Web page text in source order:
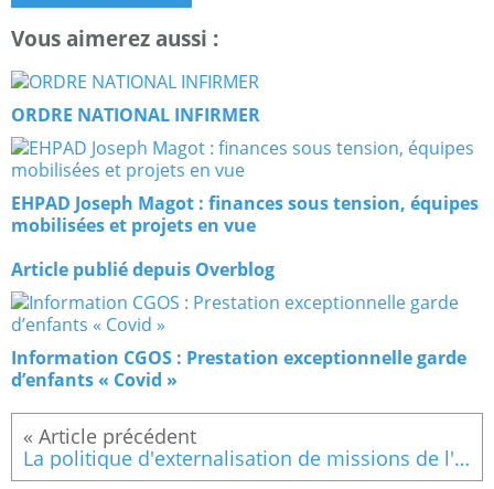
Vous aimerez aussi :
ORDRE NATIONAL INFIRMER
EHPAD Joseph Magot : finances sous tension, équipes
mobilisées et projets en vue
Article publié depuis Overblog
Information CGOS : Prestation exceptionnelle garde
d’enfants « Covid »
La politique d'externalisation de missions de l'Etat et ses conséquences